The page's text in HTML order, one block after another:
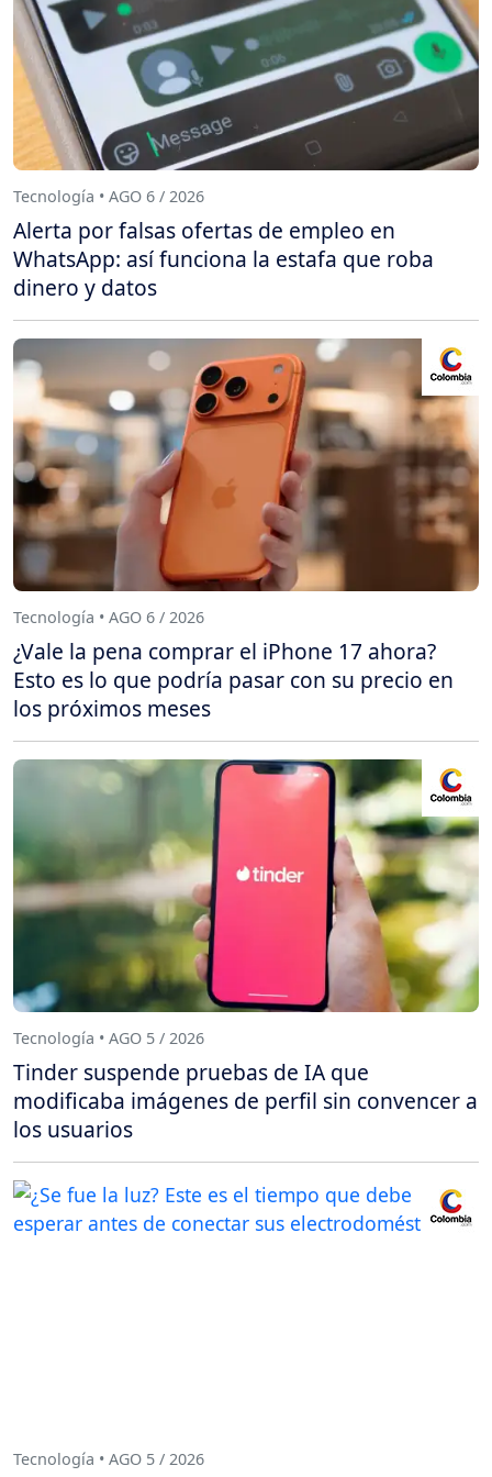
Tecnología • AGO 6 / 2026
Alerta por falsas ofertas de empleo en
WhatsApp: así funciona la estafa que roba
dinero y datos
Tecnología • AGO 6 / 2026
¿Vale la pena comprar el iPhone 17 ahora?
Esto es lo que podría pasar con su precio en
los próximos meses
Tecnología • AGO 5 / 2026
Tinder suspende pruebas de IA que
modificaba imágenes de perfil sin convencer a
los usuarios
Tecnología • AGO 5 / 2026